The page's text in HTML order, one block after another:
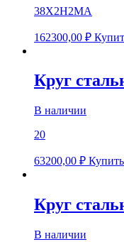
38Х2Н2МА
162300,00 ₽
Круг
В наличии
20
63200,00 ₽ Купить
Круг
В наличии